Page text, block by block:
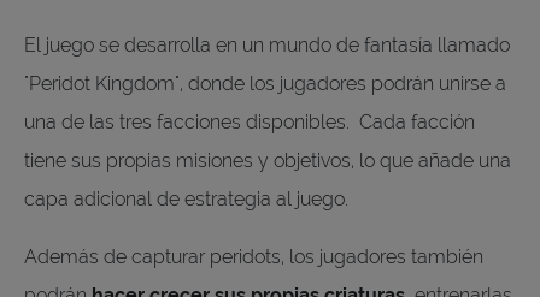
El juego se desarrolla en un mundo de fantasía llamado
"Peridot Kingdom", donde los jugadores podrán unirse a
una de las tres facciones disponibles. Cada facción
tiene sus propias misiones y objetivos, lo que añade una
capa adicional de estrategia al juego.
Además de capturar peridots, los jugadores también